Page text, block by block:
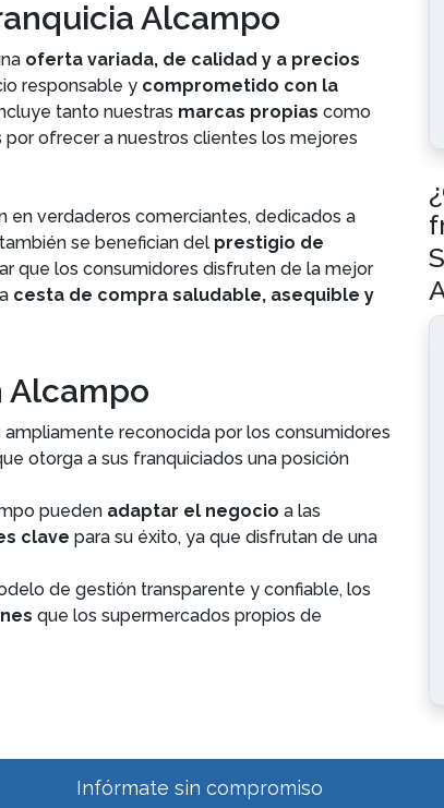
Alcampo
oferta variada, de calidad y a precios
responsable y comprometido con la
tanto nuestras marcas propias como
por ofrecer a nuestros clientes los mejores
en verdaderos comerciantes, dedicados a
se benefician del prestigio de
que los consumidores disfruten de la mejor
cesta de compra saludable, asequible y
Alcampo
reconocida por los consumidores
otorga a sus franquiciados una posición
pueden adaptar el negocio a las
clave para su éxito, ya que disfrutan de una
de gestión transparente y confiable, los
que los supermercados propios de
Infórmate sin compromiso